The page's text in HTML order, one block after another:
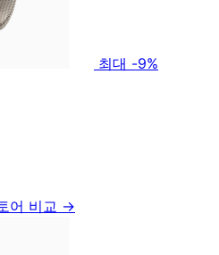
최대 -9%
어 비교 →